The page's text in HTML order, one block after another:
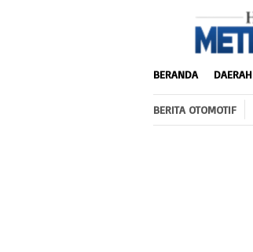
BERANDA DAERAH
BERITA OTOMOTIF